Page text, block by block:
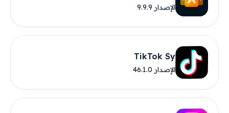
الإصدار 9.9.9
TikTok Sy
الإصدار 46.1.0